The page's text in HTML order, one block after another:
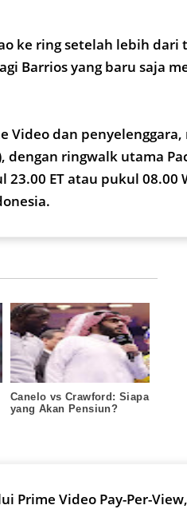
ke ring setelah lebih dari
Barrios yang baru saja
Video dan penyelenggara,
ringwalk utama
ET atau pukul 08.00
Canelo vs Crawford: Siapa
yang Akan Pensiun?
Prime Video Pay-Per-